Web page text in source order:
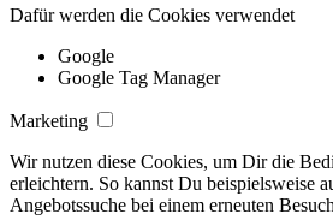
Dafür werden die Cookies verwendet
Google
Google Tag Manager
Marketing
Wir nutzen diese Cookies, um Dir die
erleichtern. So kannst Du beispielsweise
Angebotssuche bei einem erneuten